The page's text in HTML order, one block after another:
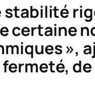
stabilité
certaine
»,